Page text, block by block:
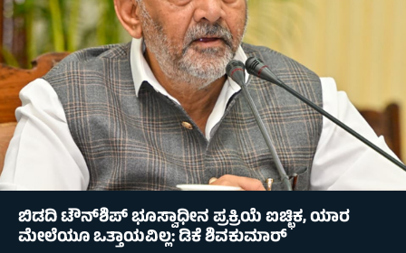
ಬಿಡದಿ ಟೌನ್‌ಶಿಪ್‌ ಭೂಸ್ವಾಧೀನ ಪ್ರಕ್ರಿಯೆ ಐಚ್ಛಿಕ, ಯಾರ
ಮೇಲೆಯೂ ಒತ್ತಾಯವಿಲ್ಲ: ಡಿಕೆ ಶಿವಕುಮಾರ್‌